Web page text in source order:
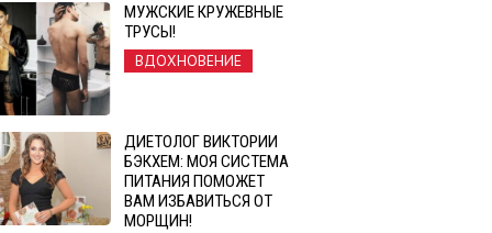
МУЖСКИЕ КРУЖЕВНЫЕ
ТРУСЫ!
ВДОХНОВЕНИЕ
ДИЕТОЛОГ ВИКТОРИИ
БЭКХЕМ: МОЯ СИСТЕМА
ПИТАНИЯ ПОМОЖЕТ
ВАМ ИЗБАВИТЬСЯ ОТ
МОРЩИН!